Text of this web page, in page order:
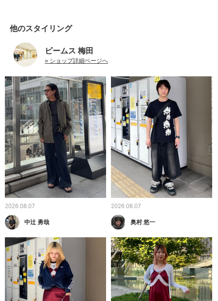
他のスタイリング
ビームス 梅田
» ショップ詳細ページへ
2026.08.07
中辻 勇哉
2026.08.07
奥村 悠一